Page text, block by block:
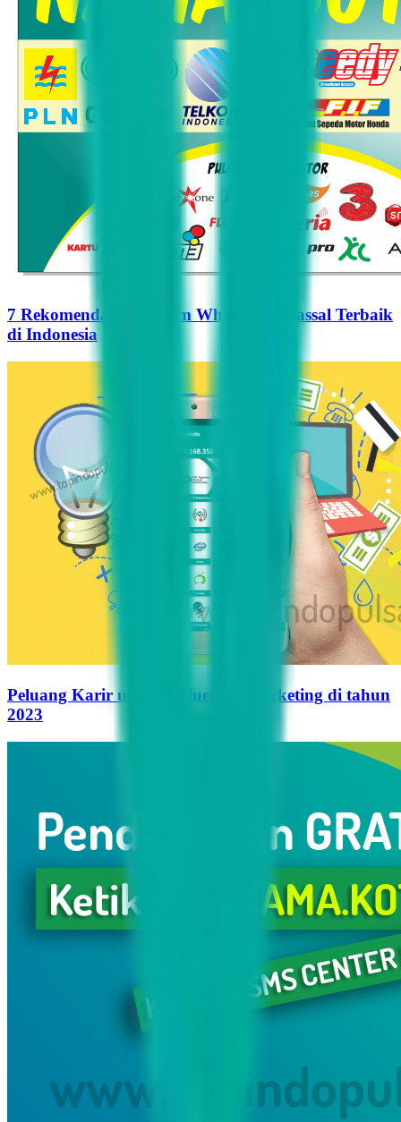
7 Rekomendasi Pengirim WhatsApp Massal Terbaik
di Indonesia
Peluang Karir untuk Influencer Marketing di tahun
2023